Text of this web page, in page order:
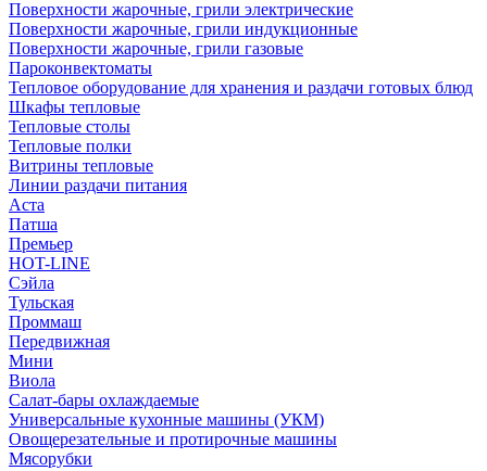
Поверхности жарочные, грили электрические
Поверхности жарочные, грили индукционные
Поверхности жарочные, грили газовые
Пароконвектоматы
Тепловое оборудование для хранения и раздачи готовых блюд
Шкафы тепловые
Тепловые столы
Тепловые полки
Витрины тепловые
Линии раздачи питания
Аста
Патша
Премьер
HOT-LINE
Сэйла
Тульская
Проммаш
Передвижная
Мини
Виола
Салат-бары охлаждаемые
Универсальные кухонные машины (УКМ)
Овощерезательные и протирочные машины
Мясорубки